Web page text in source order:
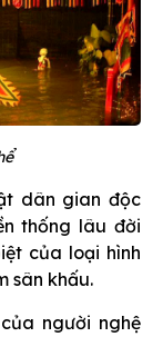
dân gian độc
thống lâu đời
của loại hình
sân khấu.
người nghệ